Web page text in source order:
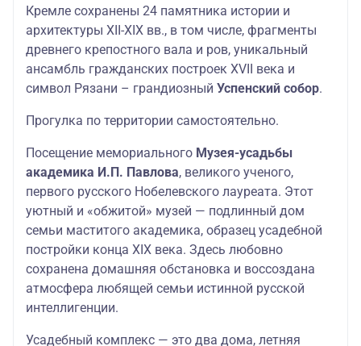
Кремле сохранены 24 памятника истории и
архитектуры XII-XIX вв., в том числе, фрагменты
древнего крепостного вала и ров, уникальный
ансамбль гражданских построек XVII века и
символ Рязани – грандиозный Успенский собор.
Прогулка по территории самостоятельно.
Посещение мемориального Музея-усадьбы
академика И.П. Павлова, великого ученого,
первого русского Нобелевского лауреата. Этот
уютный и «обжитой» музей — подлинный дом
семьи маститого академика, образец усадебной
постройки конца XIX века. Здесь любовно
сохранена домашняя обстановка и воссоздана
атмосфера любящей семьи истинной русской
интеллигенции.
Усадебный комплекс — это два дома, летняя